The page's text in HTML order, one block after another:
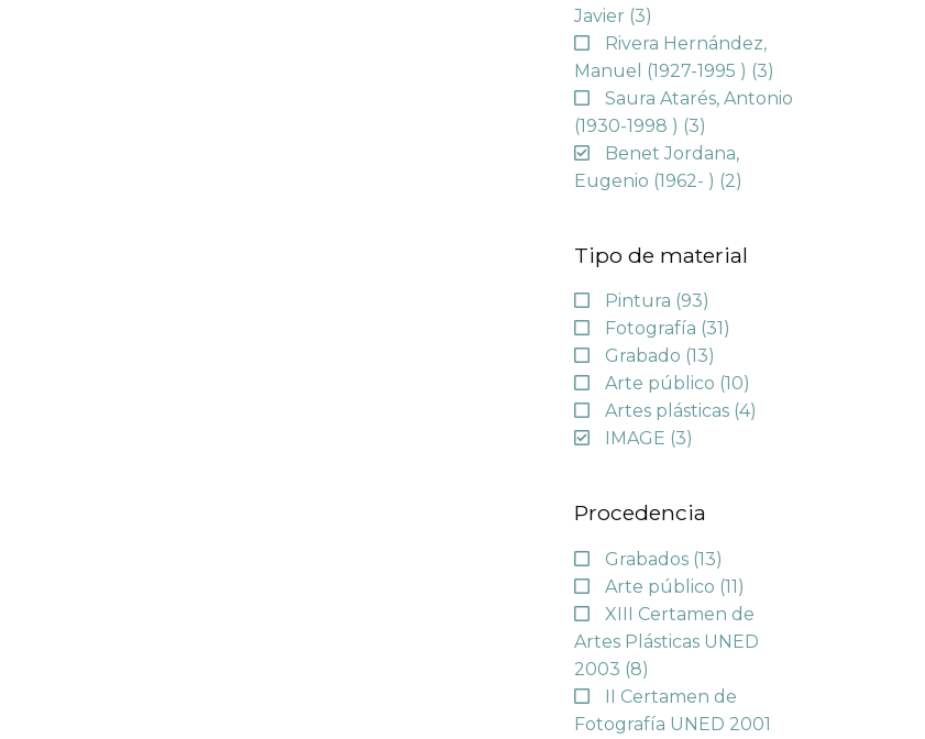
Javier (3)
Rivera Hernández,
Manuel (1927-1995 ) (3)
Saura Atarés, Antonio
(1930-1998 ) (3)
Benet Jordana,
Eugenio (1962- ) (2)
Tipo de material
Pintura (93)
Fotografía (31)
Grabado (13)
Arte público (10)
Artes plásticas (4)
IMAGE (3)
Procedencia
Grabados (13)
Arte público (11)
XIII Certamen de
Artes Plásticas UNED
2003 (8)
II Certamen de
Fotografía UNED 2001